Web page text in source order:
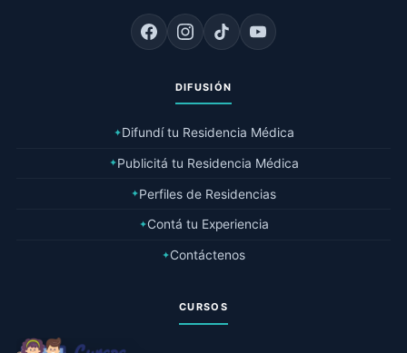
DIFUSIÓN
✦Difundí tu Residencia Médica
✦Publicitá tu Residencia Médica
✦Perfiles de Residencias
✦Contá tu Experiencia
✦Contáctenos
CURSOS